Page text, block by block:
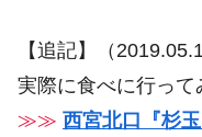
【追記】（
実際に食べに行って
≫≫ 西宮北口『杉